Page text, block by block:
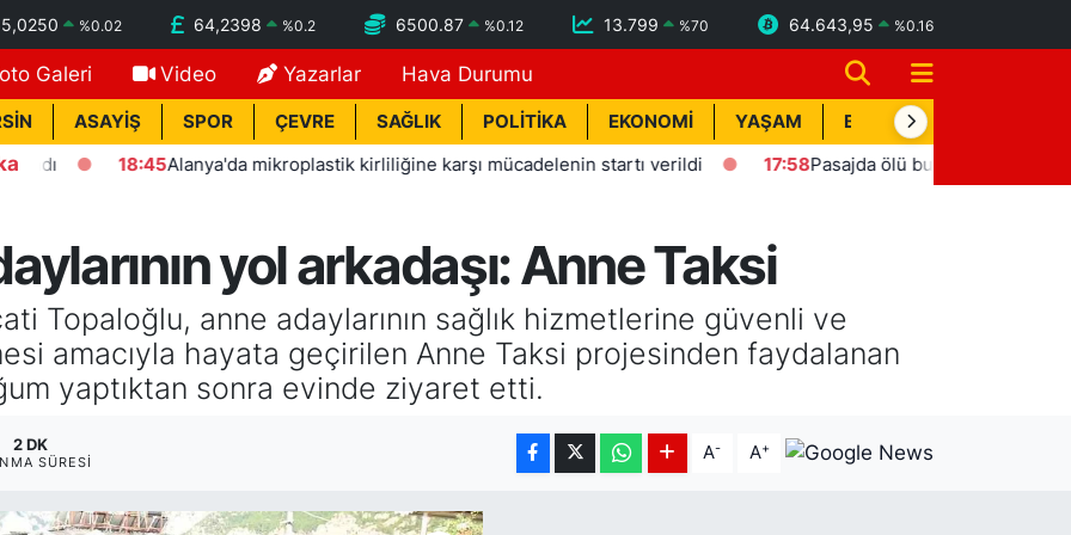
%0.02 64,2398 %0.2 6500.87 %0.12 13.799 %70 64.643,95 %0.16
Galeri Video Yazarlar Hava Durumu
ASAYİŞ SPOR ÇEVRE SAĞLIK POLİTİKA EKONOMİ YAŞAM BİK İLAN
18:45Alanya'da mikroplastik kirliliğine karşı mücadelenin startı verildi 17:58Pasajda ölü bulunan Eyüp Can davası
yol arkadaşı: Anne Taksi
Topaloğlu, anne adaylarının sağlık hizmetlerine güvenli ve
amacıyla hayata geçirilen Anne Taksi projesinden faydalanan
yaptıktan sonra evinde ziyaret etti.
2 DK
SÜRESI A- A+